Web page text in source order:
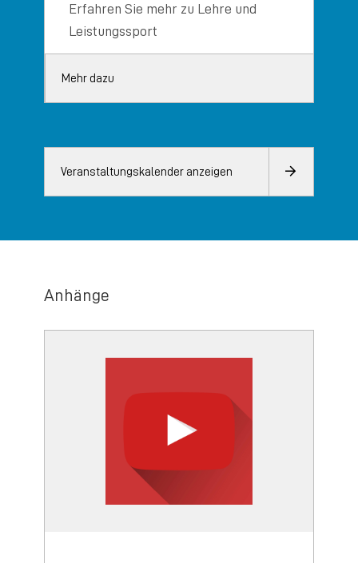
Erfahren Sie mehr zu Lehre und
Leistungssport
Mehr dazu
Veranstaltungskalender anzeigen
Anhänge